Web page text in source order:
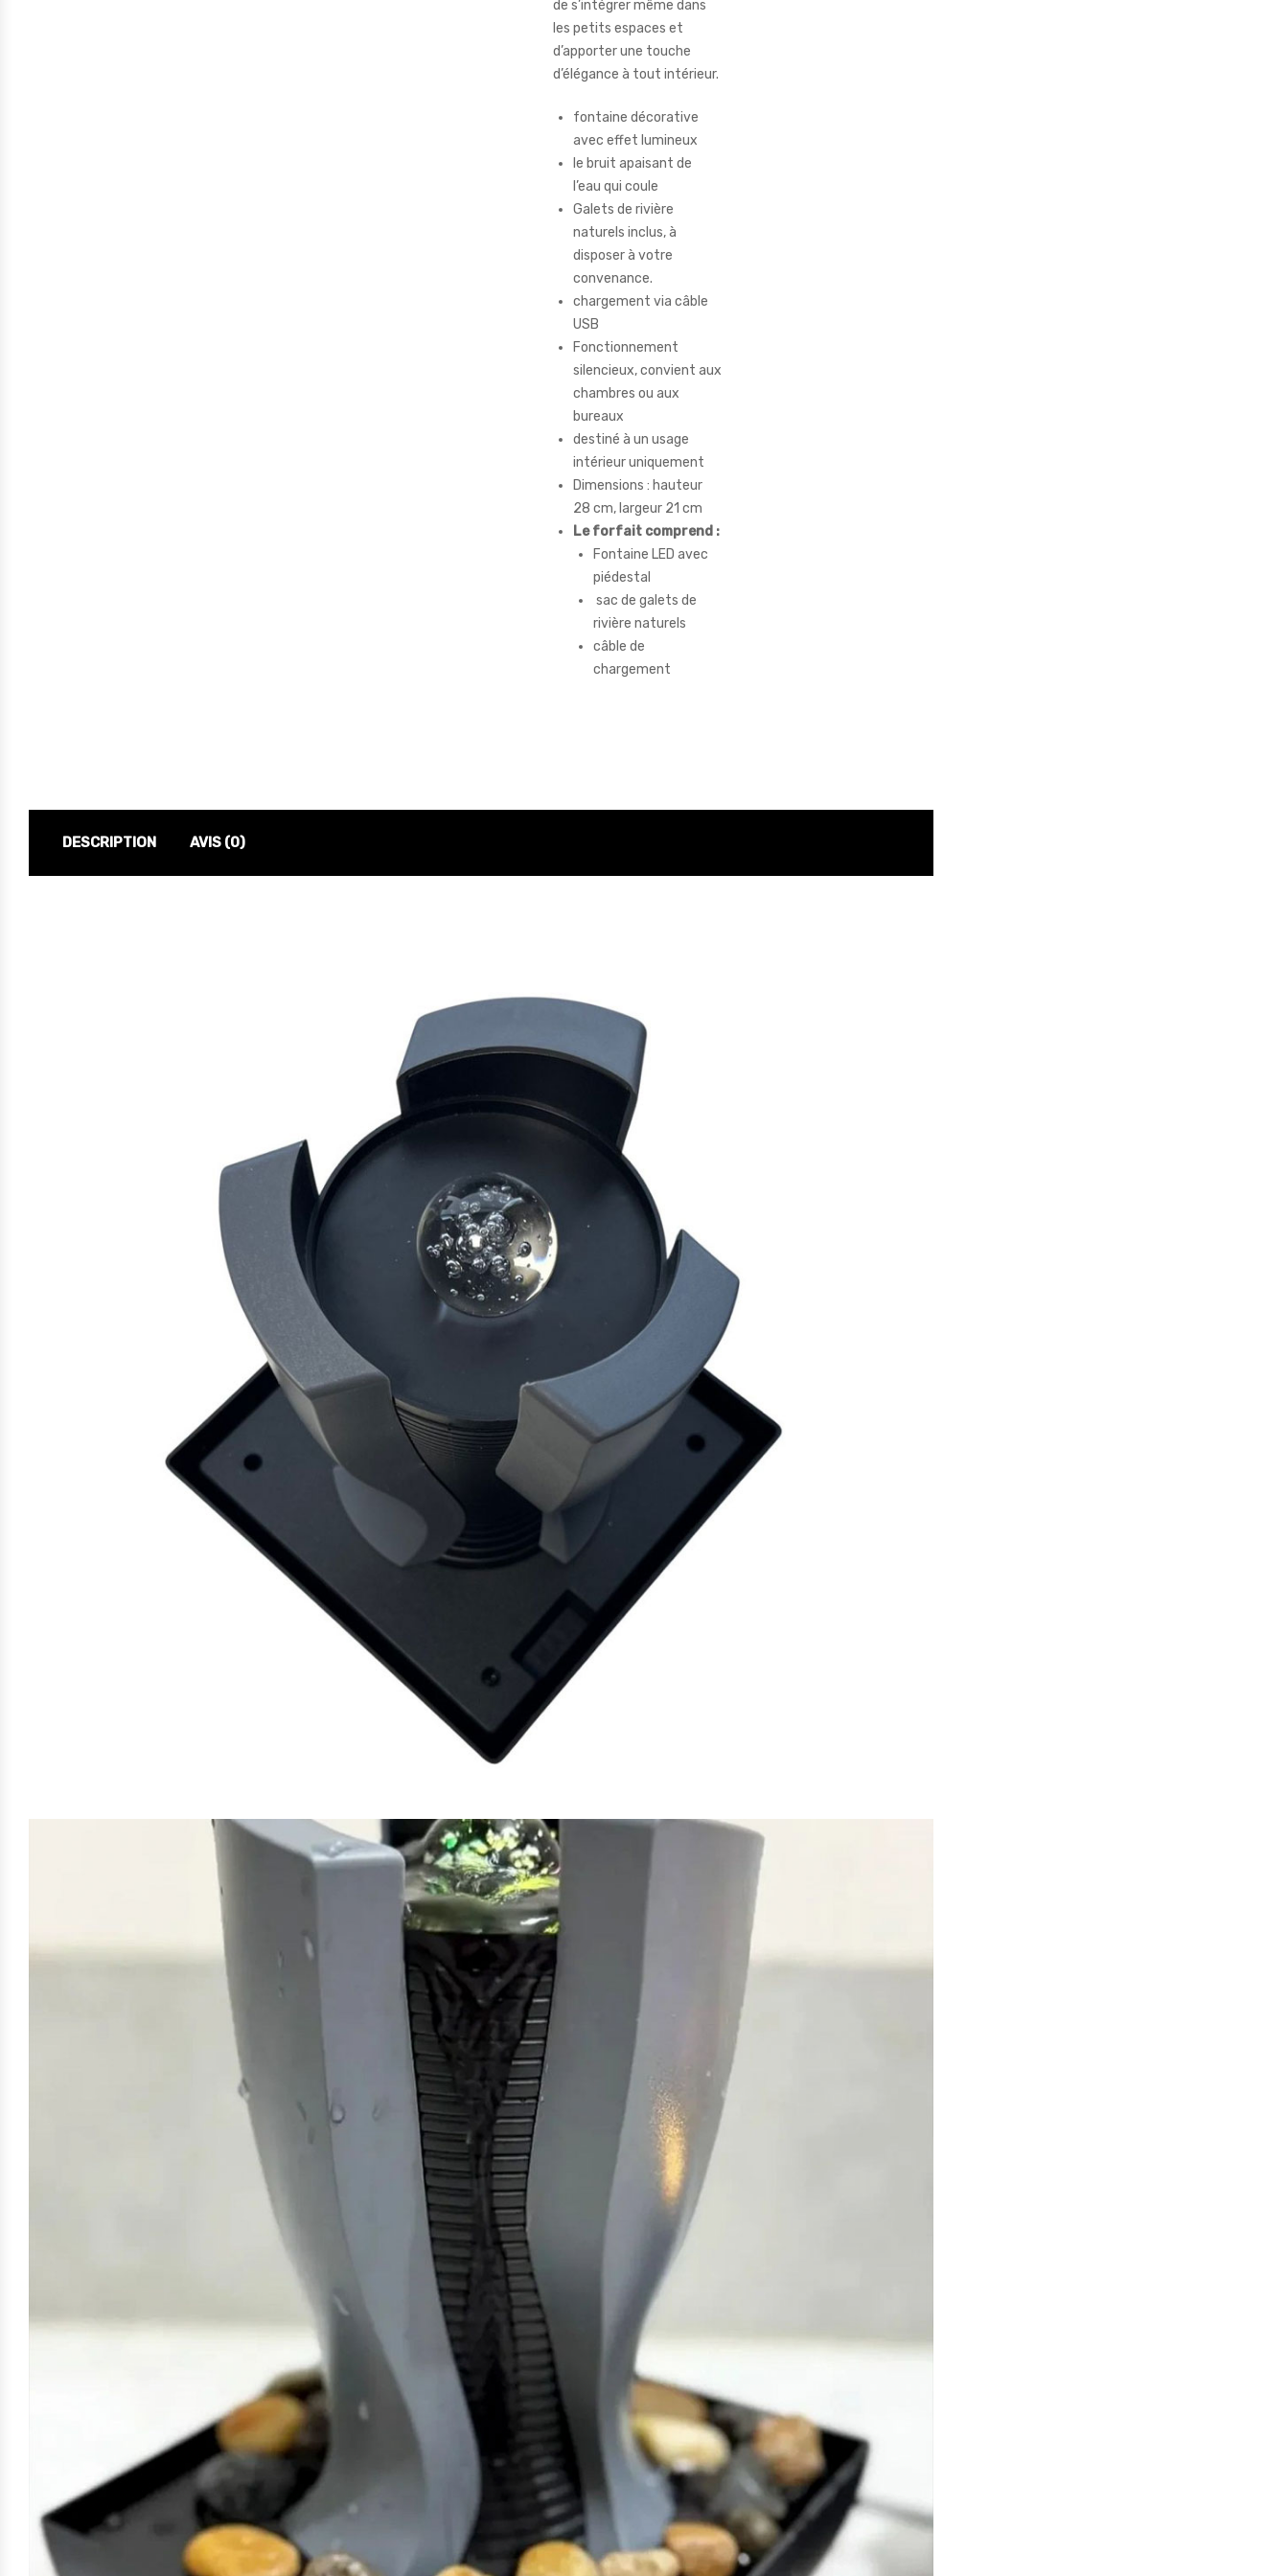
de s’intégrer même dans
les petits espaces et
d’apporter une touche
d’élégance à tout intérieur.
fontaine décorative
avec effet lumineux
le bruit apaisant de
l’eau qui coule
Galets de rivière
naturels inclus, à
disposer à votre
convenance.
chargement via câble
USB
Fonctionnement
silencieux, convient aux
chambres ou aux
bureaux
destiné à un usage
intérieur uniquement
Dimensions : hauteur
28 cm, largeur 21 cm
Le forfait comprend :
Fontaine LED avec
piédestal
sac de galets de
rivière naturels
câble de
chargement
DESCRIPTION AVIS (0)